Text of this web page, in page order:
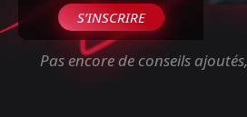
S’INSCRIRE
Pas encore de conseils